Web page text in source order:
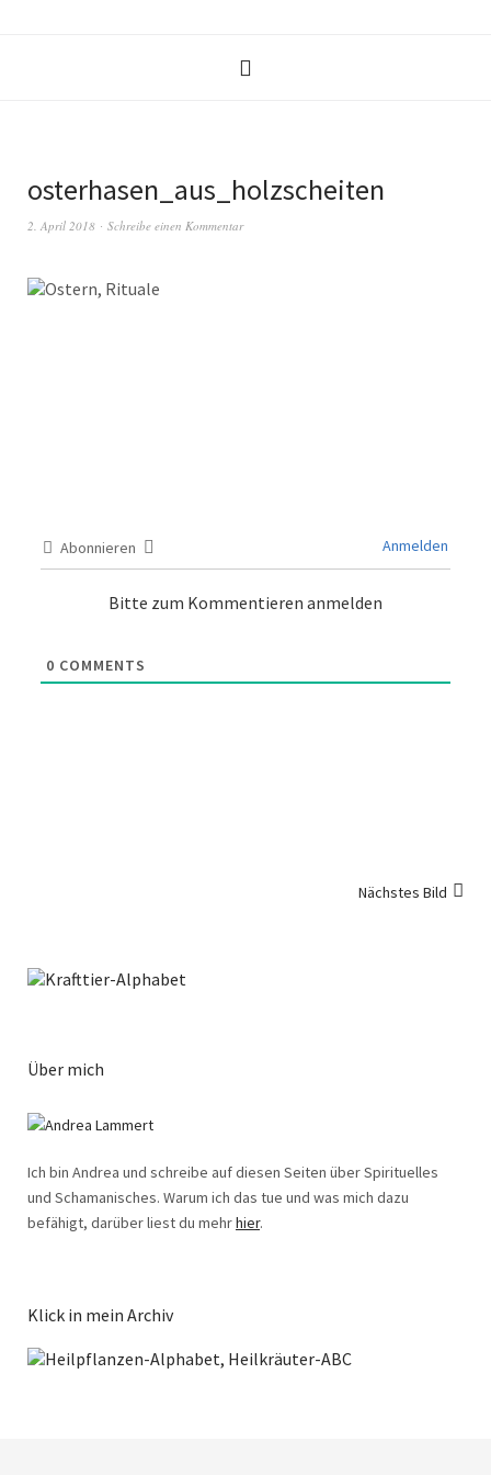
osterhasen_aus_holzscheiten
2. April 2018 Schreibe einen Kommentar
Abonnieren Anmelden
Bitte zum Kommentieren anmelden
0 COMMENTS
Nächstes Bild
Über mich
Ich bin Andrea und schreibe auf diesen Seiten über Spirituelles
und Schamanisches. Warum ich das tue und was mich dazu
befähigt, darüber liest du mehrhier.
Klick in mein Archiv